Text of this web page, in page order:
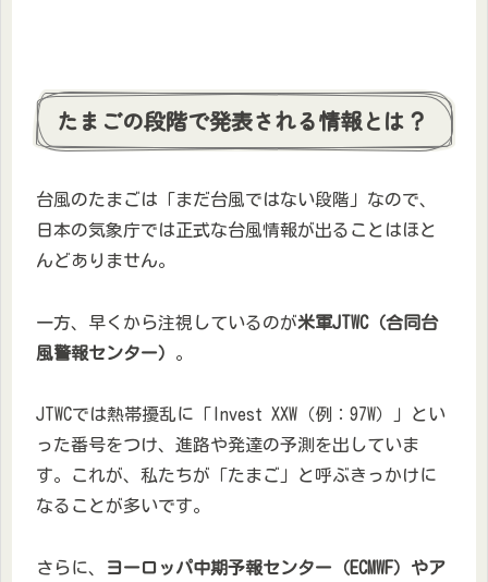
たまごの段階で発表される情報とは？
台風のたまごは「まだ台風ではない段階」なので、
日本の気象庁では正式な台風情報が出ることはほと
んどありません。
一方、早くから注視しているのが米軍JTWC（合同台
風警報センター） 。
JTWCでは熱帯擾乱に「Invest XXW（例：97W）」とい
った番号をつけ、進路や発達の予測を出していま
す。これが、私たちが「たまご」と呼ぶきっかけに
なることが多いです。
さらに、
ヨーロッパ中期予報センター（ECMWF）やア